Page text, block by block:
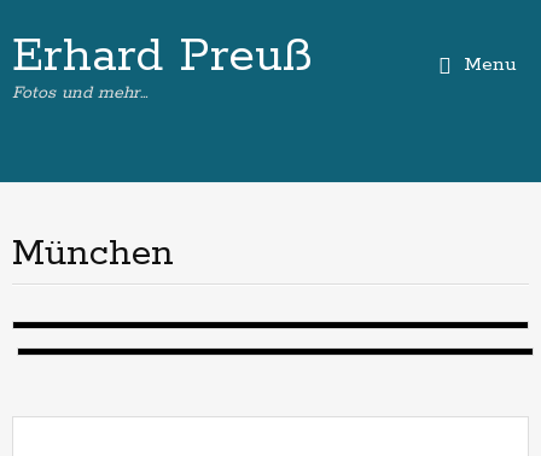
Erhard Preuß
Fotos und mehr…
Menu
München